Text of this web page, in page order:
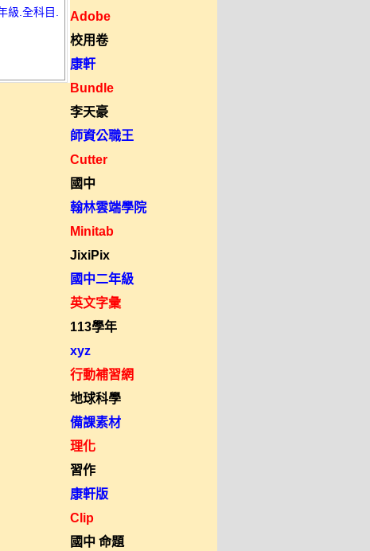
級.全科目.
Adobe
校用卷
康軒
Bundle
李天豪
師資公職王
Cutter
國中
翰林雲端學院
Minitab
JixiPix
國中二年級
英文字彙
113學年
xyz
行動補習網
地球科學
備課素材
理化
習作
康軒版
Clip
國中 命題